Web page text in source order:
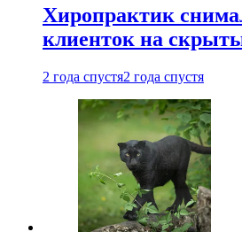
Хиропрактик
клиенток на
2 года спустя2 года спустя